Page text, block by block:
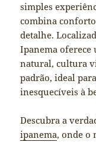
simples
combina
detalhe.
Ipanema oferece
natural, cultura
padrão, ideal
inesquecíveis à
Descubra a
ipanema, onde o